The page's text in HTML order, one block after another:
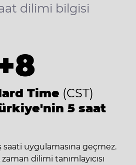
dilimi bilgisi
Time (CST)
5 saat
saati uygulamasına geçmez.
dilimi tanımlayıcısı